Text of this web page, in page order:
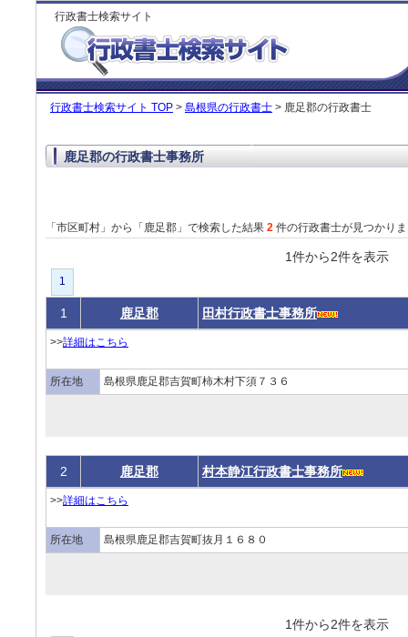
行政書士検索サイト
行政書士検索サイト TOP > 島根県の行政書士 > 鹿足郡の行政書士
鹿足郡の行政書士事務所
「市区町村」から「鹿足郡」で検索した結果 2 件の行政書士が見つかり
1件から2件を表
1
1 鹿足郡 田村行政書士事務所
>>詳細はこちら
所在地 島根県鹿足郡吉賀町柿木村下須７３６
2 鹿足郡 村本静江行政書士事務所
>>詳細はこちら
所在地 島根県鹿足郡吉賀町抜月１６８０
1件から2件を表